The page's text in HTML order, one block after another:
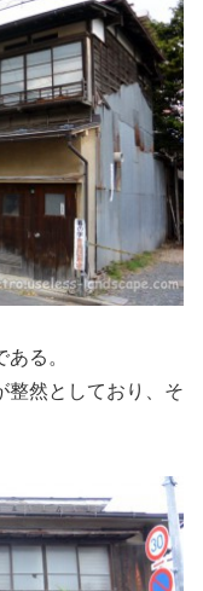
る。
整然としており、そ